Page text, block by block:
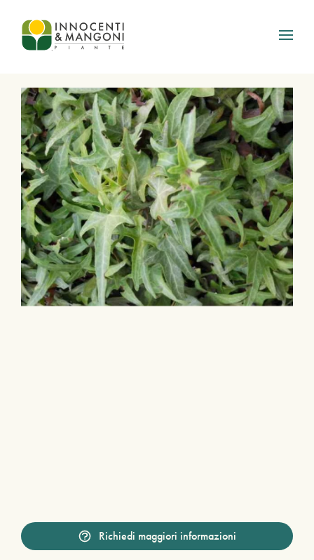
Skip to main content
Richiedi maggiori informazioni